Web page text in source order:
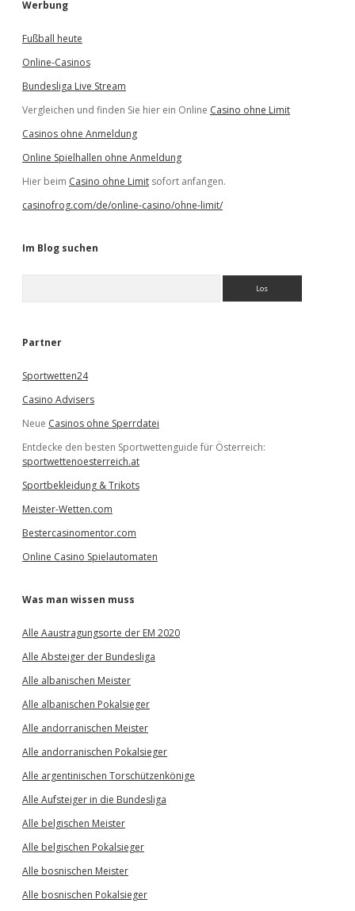
Werbung
Fußball heute
Online-Casinos
Bundesliga Live Stream
Vergleichen und finden Sie hier ein Online Casino ohne Limit
Casinos ohne Anmeldung
Online Spielhallen ohne Anmeldung
Hier beim Casino ohne Limit sofort anfangen.
casinofrog.com/de/online-casino/ohne-limit/
Im Blog suchen
e
Partner
Sportwetten24
Casino Advisers
Neue Casinos ohne Sperrdatei
Entdecke den besten Sportwettenguide für Österreich:
sportwettenoesterreich.at
Sportbekleidung & Trikots
Meister-Wetten.com
Bestercasinomentor.com
Online Casino Spielautomaten
Was man wissen muss
Alle Aaustragungsorte der EM 2020
Alle Absteiger der Bundesliga
Alle albanischen Meister
Alle albanischen Pokalsieger
Alle andorranischen Meister
Alle andorranischen Pokalsieger
Alle argentinischen Torschützenkönige
Alle Aufsteiger in die Bundesliga
Alle belgischen Meister
Alle belgischen Pokalsieger
Alle bosnischen Meister
Alle bosnischen Pokalsieger